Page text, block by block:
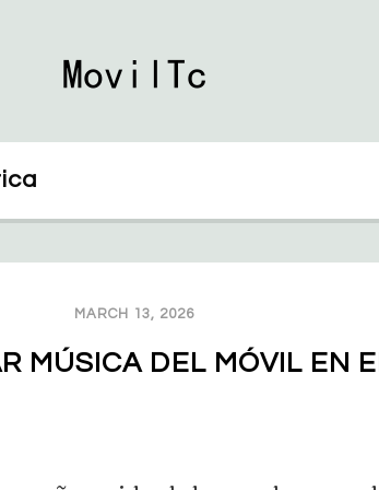
MARCH 13, 2026
MÚSICA DEL MÓVIL EN